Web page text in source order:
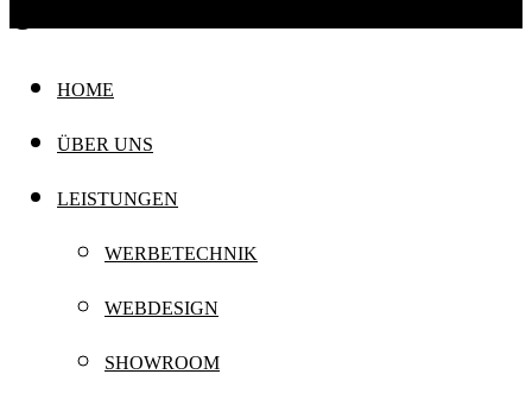
HOME
ÜBER UNS
LEISTUNGEN
WERBETECHNIK
WEBDESIGN
SHOWROOM